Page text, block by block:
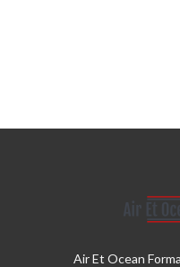
Air Et Ocean